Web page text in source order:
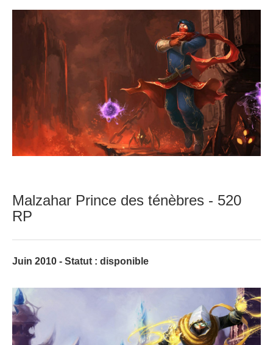
Malzahar Prince des ténèbres - 520
RP
Juin 2010 - Statut : disponible